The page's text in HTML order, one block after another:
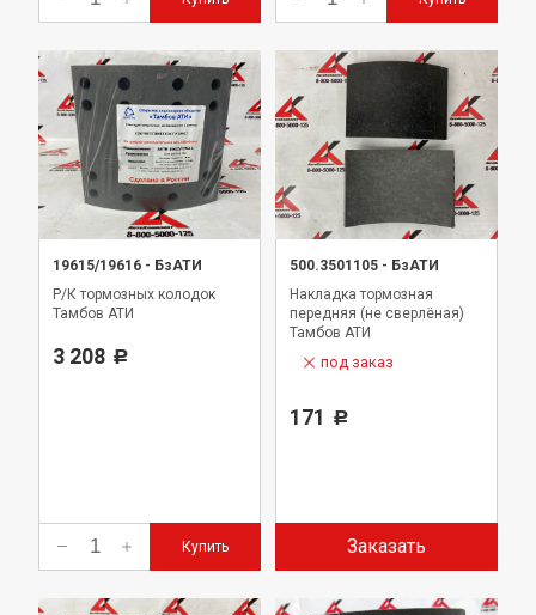
19615/19616 - БзАТИ
Р/К тормозных колодок
Тамбов АТИ
3 208 Р
Купить
500.3501105 - БзАТИ
Накладка тормозная
передняя (не сверлёная)
Тамбов АТИ
под заказ
171 Р
Заказать